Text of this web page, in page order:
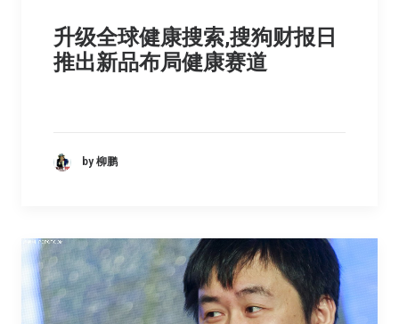
升级全球健康搜索,搜狗财报日
推出新品布局健康赛道
by 柳鹏